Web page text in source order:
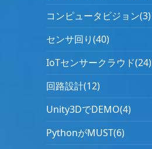
コンピュータビジョン(3)
センサ回り(40)
IoTセンサークラウド(24)
回路設計(12)
Unity3DでDEMO(4)
PythonがMUST(6)